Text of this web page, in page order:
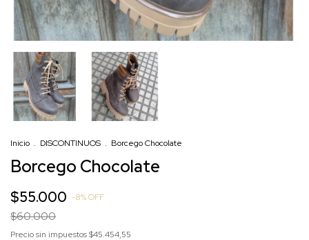
Inicio . DISCONTINUOS . Borcego Chocolate
Borcego Chocolate
$55.000 -8%OFF
$60.000
Precio sin impuestos$45.454,55